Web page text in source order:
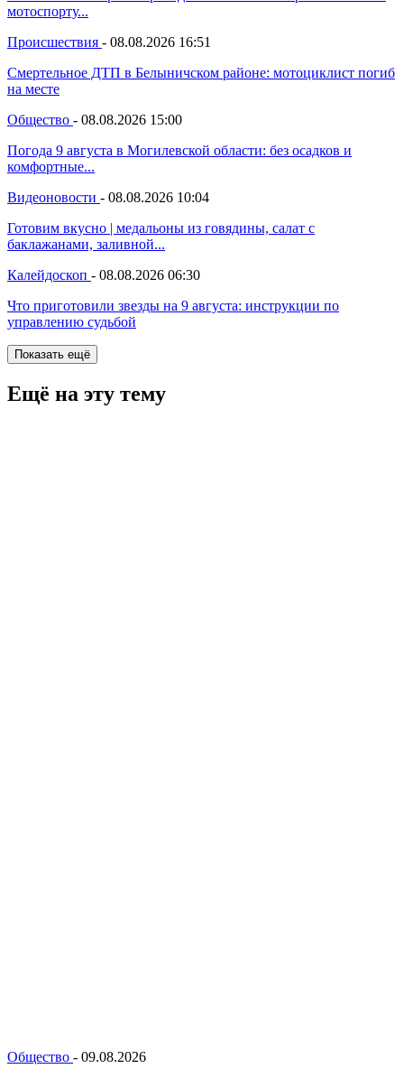
мотоспорту...
Происшествия - 08.08.2026 16:51
Смертельное ДТП в Белыничском районе: мотоциклист погиб
на месте
Общество - 08.08.2026 15:00
Погода 9 августа в Могилевской области: без осадков и
комфортные...
Видеоновости - 08.08.2026 10:04
Готовим вкусно | медальоны из говядины, салат с
баклажанами, заливной...
Калейдоскоп - 08.08.2026 06:30
Что приготовили звезды на 9 августа: инструкции по
управлению судьбой
Показать ещё
Ещё на эту тему
Общество - 09.08.2026